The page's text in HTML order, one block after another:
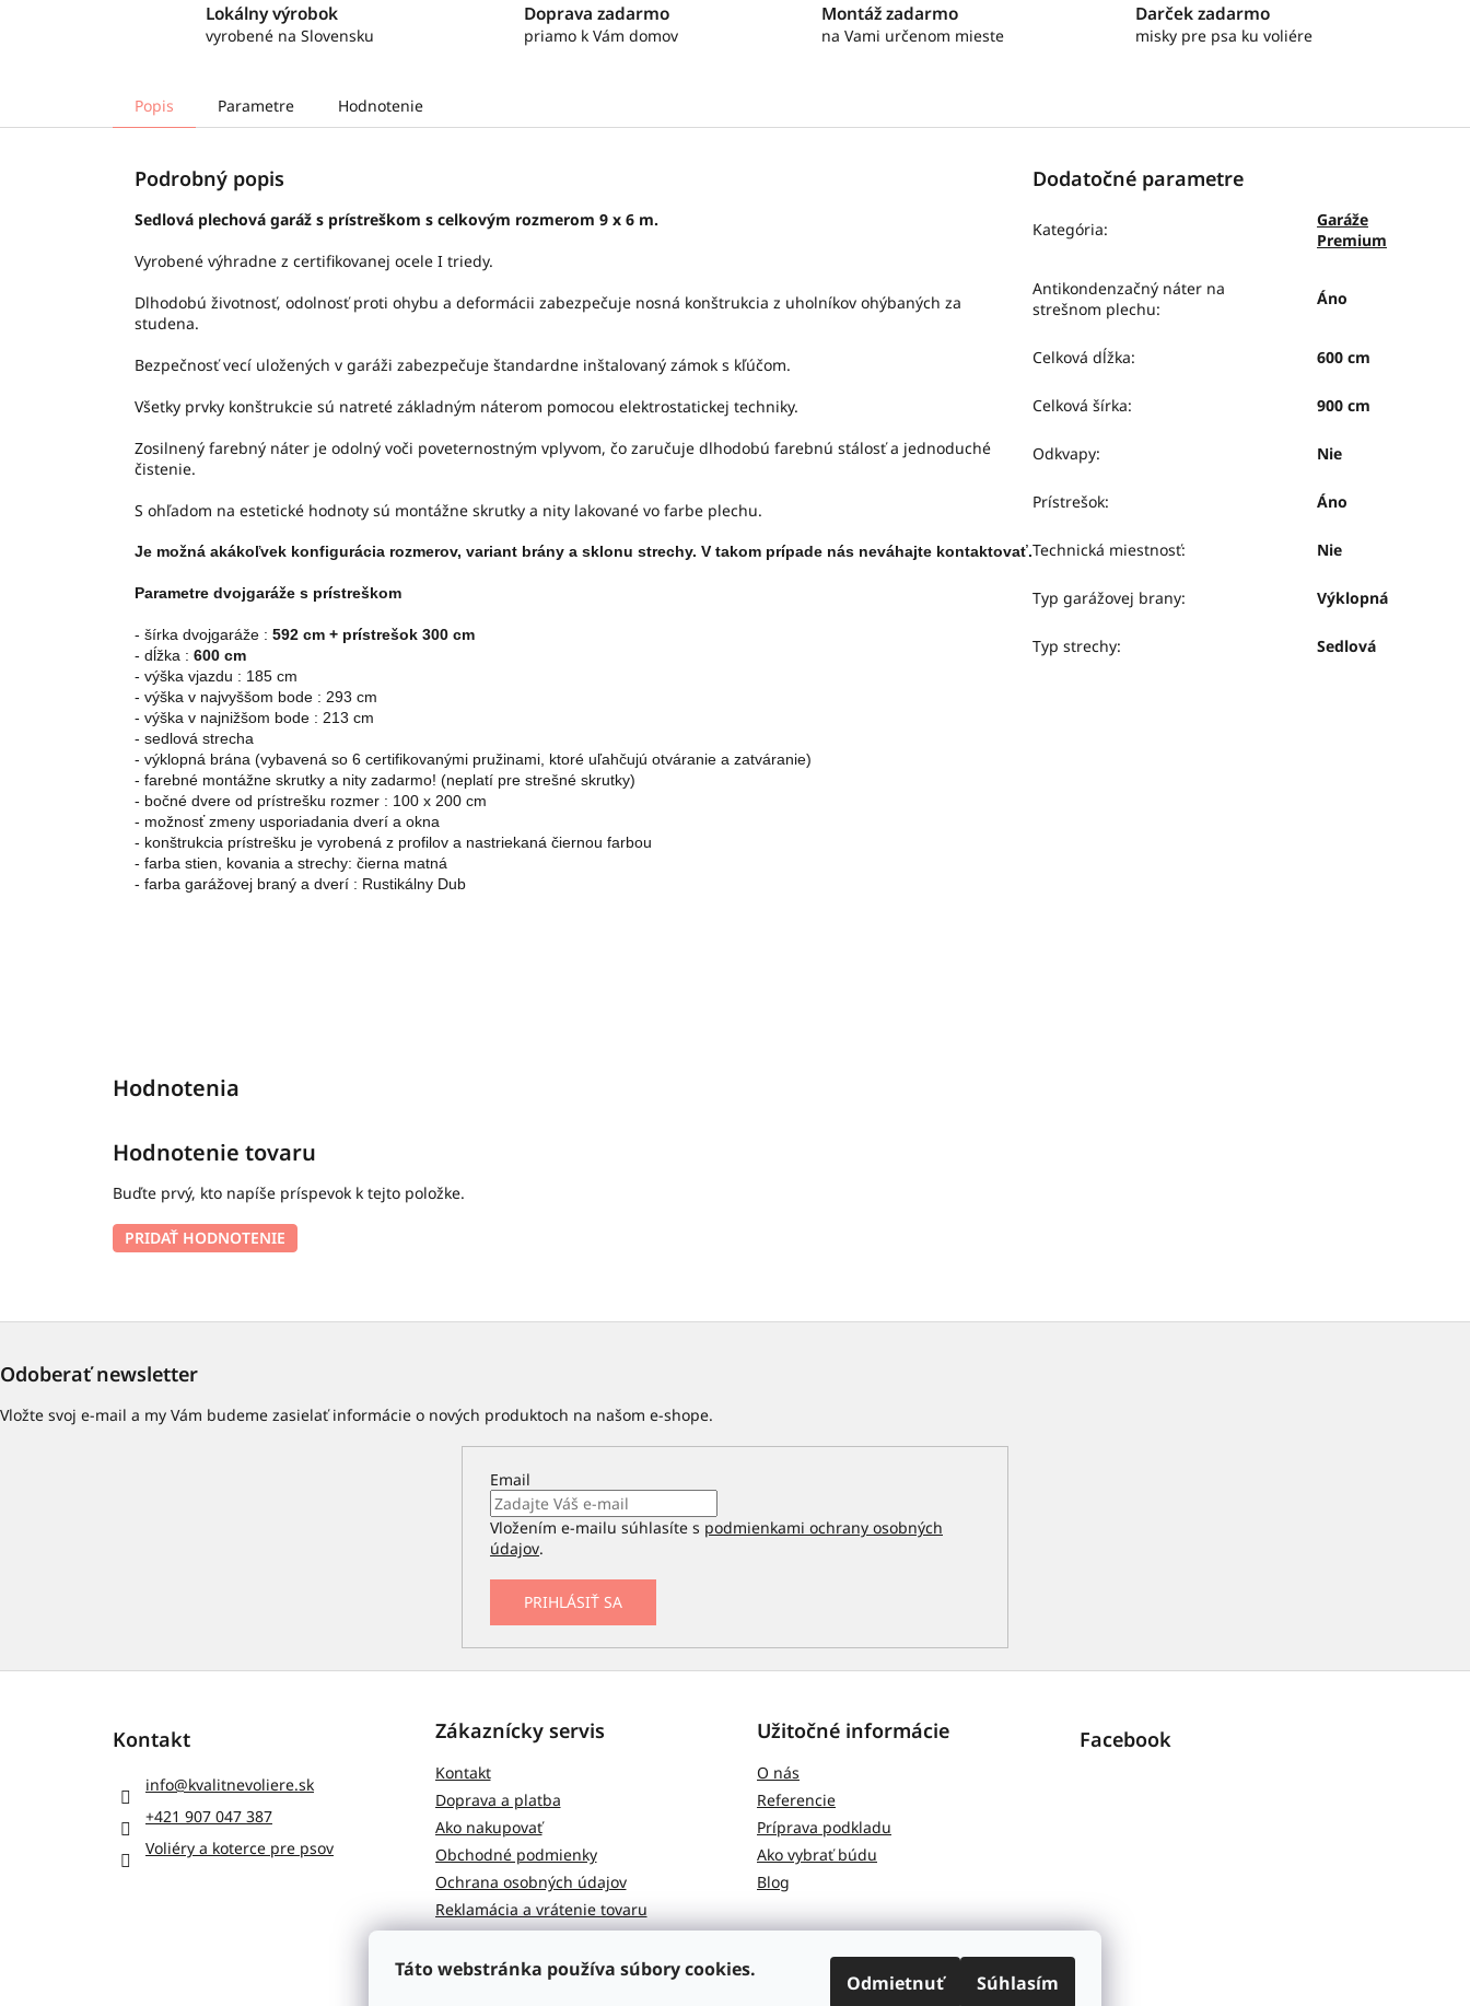
Táto webstránka používa súbory cookies.
Odmietnuť Súhlasím
Lokálny výrobok
vyrobené na Slovensku
Doprava zadarmo
priamo k Vám domov
Montáž zadarmo
na Vami určenom mieste
Darček zadarmo
misky pre psa ku voliére
Popis Parametre Hodnotenie
Podrobný popis
Sedlová plechová garáž s prístreškom s celkovým rozmerom 9 x 6 m.
Vyrobené výhradne z certifikovanej ocele I triedy.
Dlhodobú životnosť, odolnosť proti ohybu a deformácii zabezpečuje nosná konštrukcia z uholníkov ohýbaných za
studena.
Bezpečnosť vecí uložených v garáži zabezpečuje štandardne inštalovaný zámok s kľúčom.
Všetky prvky konštrukcie sú natreté základným náterom pomocou elektrostatickej techniky.
Zosilnený farebný náter je odolný voči poveternostným vplyvom, čo zaručuje dlhodobú farebnú stálosť a jednoduché
čistenie.
S ohľadom na estetické hodnoty sú montážne skrutky a nity lakované vo farbe plechu.
Je možná akákoľvek konfigurácia rozmerov, variant brány a sklonu strechy. V takom prípade nás neváhajte kontaktovať.
Parametre dvojgaráže s prístreškom
- šírka dvojgaráže : 592 cm + prístrešok 300 cm
- dĺžka : 600 cm
- výška vjazdu : 185 cm
- výška v najvyššom bode : 293 cm
- výška v najnižšom bode : 213 cm
- sedlová strecha
- výklopná brána (vybavená so 6 certifikovanými pružinami, ktoré uľahčujú otváranie a zatváranie)
- farebné montážne skrutky a nity zadarmo! (neplatí pre strešné skrutky)
- bočné dvere od prístrešku rozmer : 100 x 200 cm
- možnosť zmeny usporiadania dverí a okna
- konštrukcia prístrešku je vyrobená z profilov a nastriekaná čiernou farbou
- farba stien, kovania a strechy: čierna matná
- farba garážovej braný a dverí : Rustikálny Dub
Dodatočné parametre
Kategória:
Garáže
Premium
Antikondenzačný náter na
strešnom plechu:
Áno
Celková dĺžka: 600 cm
Celková šírka: 900 cm
Odkvapy: Nie
Prístrešok: Áno
Technická miestnosť: Nie
Typ garážovej brany: Výklopná
Typ strechy: Sedlová
Hodnotenie tovaru
Buďte prvý, kto napíše príspevok k tejto položke.
PRIDAŤ HODNOTENIE
Odoberať newsletter
Vložte svoj e-mail a my Vám budeme zasielať informácie o nových produktoch na našom e-shope.
Email
Vložením e-mailu súhlasíte s podmienkami ochrany osobných
údajov.
PRIHLÁSIŤ SA
Kontakt
info@kvalitnevoliere.sk
+421 907 047 387
Voliéry a koterce pre psov
Zákaznícky servis
Kontakt
Doprava a platba
Ako nakupovať
Obchodné podmienky
Ochrana osobných údajov
Reklamácia a vrátenie tovaru
Užitočné informácie
O nás
Referencie
Príprava podkladu
Ako vybrať búdu
Blog
Facebook